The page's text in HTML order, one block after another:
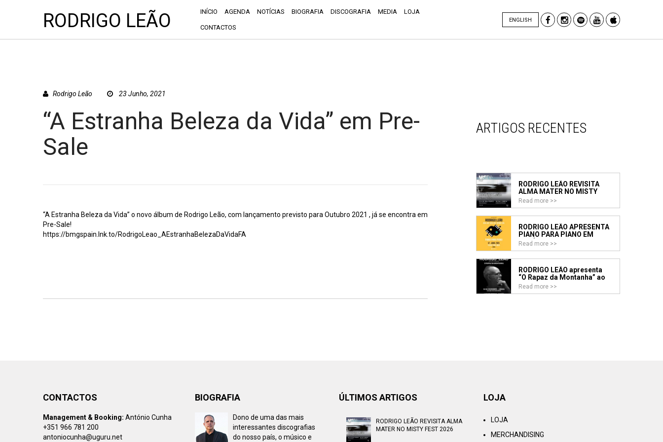
RODRIGO LEÃO ENGLISH
INÍCIO AGENDA NOTÍCIAS BIOGRAFIA DISCOGRAFIA MEDIA LOJA
CONTACTOS
Rodrigo Leão 23 Junho, 2021
“A Estranha Beleza da Vida” em Pre-
Sale
“A Estranha Beleza da Vida” o novo álbum de Rodrigo Leão, com lançamento previsto para Outubro 2021 , já se encontra em
Pre-Sale!
https://bmgspain.lnk.to/RodrigoLeao_AEstranhaBelezaDaVidaFA
ARTIGOS RECENTES
RODRIGO LEÃO REVISITA
ALMA MATER NO MISTY
FEST 2026
Read more >>
RODRIGO LEÃO APRESENTA
PIANO PARA PIANO EM
FAMÍLIA
Read more >>
RODRIGO LEÃO apresenta
“O Rapaz da Montanha” ao
vivo nos Coliseus de Lisboa
e Porto
Read more >>
CONTACTOS
Management & Booking: António Cunha
+351 966 781 200
antoniocunha@uguru.net
BIOGRAFIA
Dono de uma das mais
interessantes discografias
do nosso país, o músico e
ÚLTIMOS ARTIGOS
RODRIGO LEÃO REVISITA ALMA
MATER NO MISTY FEST 2026
LOJA
LOJA
MERCHANDISING